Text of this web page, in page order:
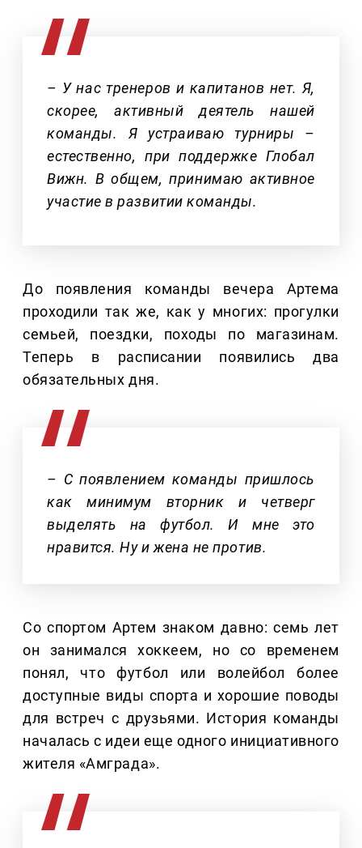
– У нас тренеров и капитанов нет. Я,
скорее, активный деятель нашей
команды. Я устраиваю турниры –
естественно, при поддержке Глобал
Вижн. В общем, принимаю активное
участие в развитии команды.
До появления команды вечера Артема
проходили так же, как у многих: прогулки
семьей, поездки, походы по магазинам.
Теперь в расписании появились два
обязательных дня.
– С появлением команды пришлось
как минимум вторник и четверг
выделять на футбол. И мне это
нравится. Ну и жена не против.
Со спортом Артем знаком давно: семь лет
он занимался хоккеем, но со временем
понял, что футбол или волейбол более
доступные виды спорта и хорошие поводы
для встреч с друзьями. История команды
началась с идеи еще одного инициативного
жителя «Амграда».